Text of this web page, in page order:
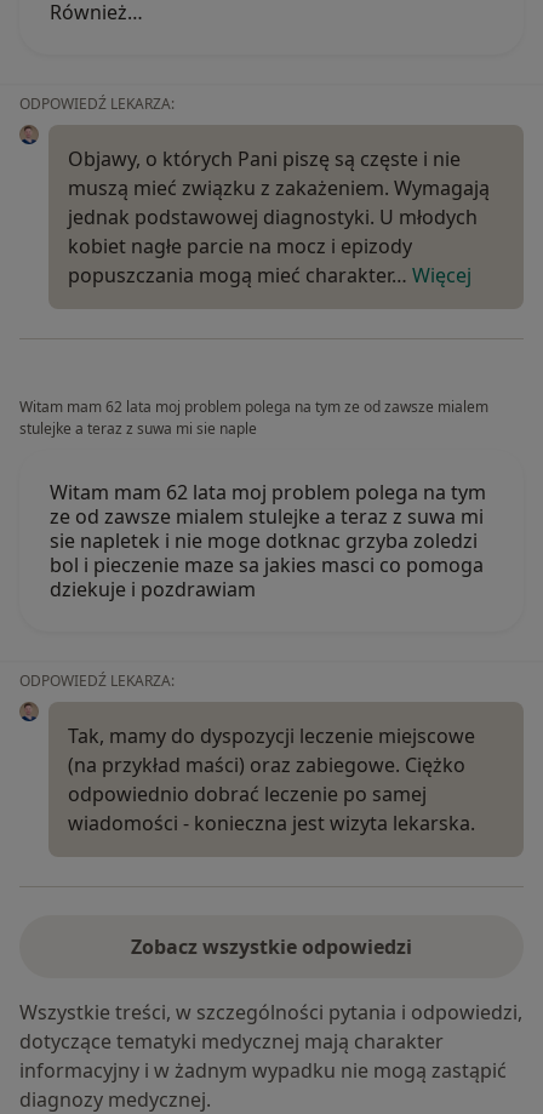
Również…
ODPOWIEDŹ LEKARZA:
Objawy, o których Pani piszę są częste i nie
muszą mieć związku z zakażeniem. Wymagają
jednak podstawowej diagnostyki. U młodych
kobiet nagłe parcie na mocz i epizody
popuszczania mogą mieć charakter… Więcej
Witam mam 62 lata moj problem polega na tym ze od zawsze mialem
stulejke a teraz z suwa mi sie naple
Witam mam 62 lata moj problem polega na tym
ze od zawsze mialem stulejke a teraz z suwa mi
sie napletek i nie moge dotknac grzyba zoledzi
bol i pieczenie maze sa jakies masci co pomoga
dziekuje i pozdrawiam
ODPOWIEDŹ LEKARZA:
Tak, mamy do dyspozycji leczenie miejscowe
(na przykład maści) oraz zabiegowe. Ciężko
odpowiednio dobrać leczenie po samej
wiadomości - konieczna jest wizyta lekarska.
Zobacz wszystkie odpowiedzi
Wszystkie treści, w szczególności pytania i odpowiedzi,
dotyczące tematyki medycznej mają charakter
informacyjny i w żadnym wypadku nie mogą zastąpić
diagnozy medycznej.